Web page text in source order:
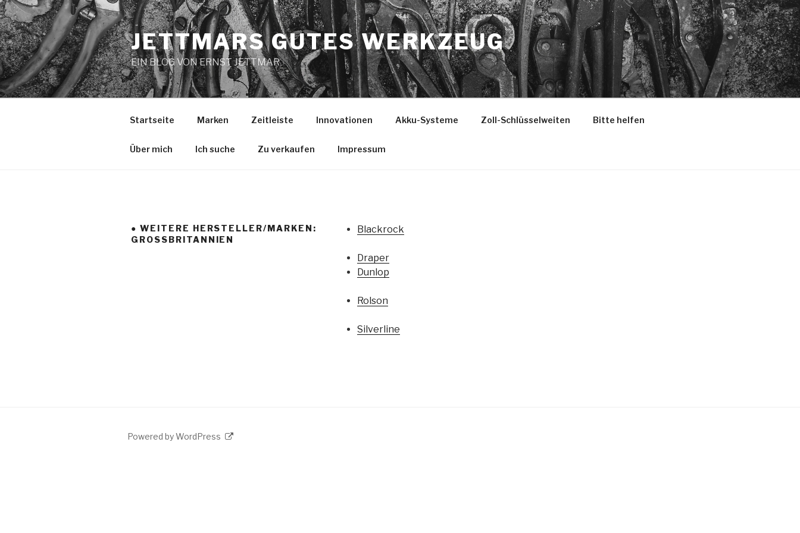
Zum
Inhalt
springen
JETTMARS GUTES WERKZEUG
EIN BLOG VON ERNST JETTMAR
Startseite Marken Zeitleiste Innovationen Akku-Systeme Zoll-Schlüsselweiten Bitte helfen
Über mich Ich suche Zu verkaufen Impressum
● WEITERE HERSTELLER/MARKEN:
GROSSBRITANNIEN
Blackrock
Draper
Dunlop
Rolson
Silverline
Powered by WordPress